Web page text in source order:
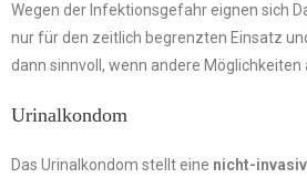
Wegen der Infektionsgefahr eignen sich
nur für den zeitlich begrenzten Einsatz
dann sinnvoll, wenn andere
Urinalkondom
Das Urinalkondom stellt eine nicht-